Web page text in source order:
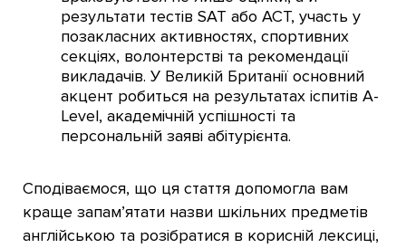
результати тестів SAT або ACT, участь у
позакласних активностях, спортивних
секціях, волонтерстві та рекомендації
викладачів. У Великій Британії основний
акцент робиться на результатах іспитів A-
Level, академічній успішності та
персональній заяві абітурієнта.
Сподіваємося, що ця стаття допомогла вам
краще запам’ятати назви шкільних предметів
англійською та розібратися в корисній лексиці,